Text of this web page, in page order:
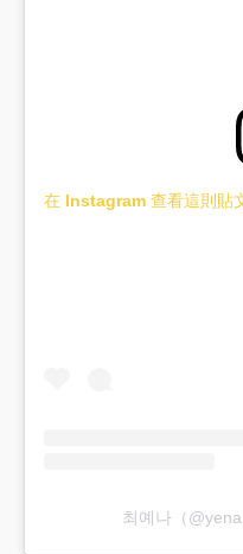
在 Instagram 查看這則貼
최예나（